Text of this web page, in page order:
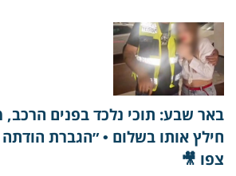
באר שבע: תוכי נלכד בפנים הרכב,
חילץ אותו בשלום • ״הגברת
צפו 🎥